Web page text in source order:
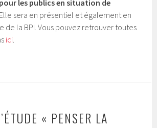
les publics en situation de
. Elle sera en présentiel et également en
de la BPI. Vous pouvez retrouver toutes
ici
« PENSER LA